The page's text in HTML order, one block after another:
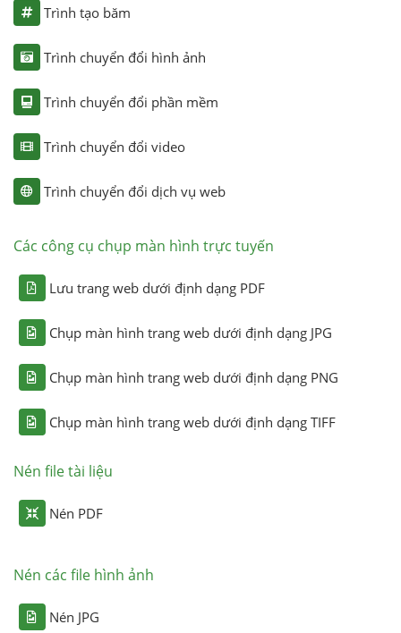
Trình tạo băm
Trình chuyển đổi hình ảnh
Trình chuyển đổi phần mềm
Trình chuyển đổi video
Trình chuyển đổi dịch vụ web
Các công cụ chụp màn hình trực tuyến
Lưu trang web dưới định dạng PDF
Chụp màn hình trang web dưới định dạng JPG
Chụp màn hình trang web dưới định dạng PNG
Chụp màn hình trang web dưới định dạng TIFF
Nén file tài liệu
Nén PDF
Nén các file hình ảnh
Nén JPG